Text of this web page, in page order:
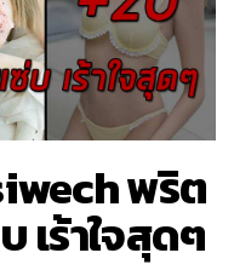
พริต
เร้าใจสุดๆ